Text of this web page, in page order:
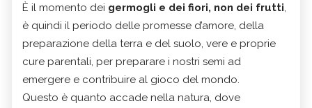
È il momento dei germogli e dei fiori, non dei frutti,
è quindi il periodo delle promesse d’amore, della
preparazione della terra e del suolo, vere e proprie
cure parentali, per preparare i nostri semi ad
emergere e contribuire al gioco del mondo.
Questo è quanto accade nella natura, dove